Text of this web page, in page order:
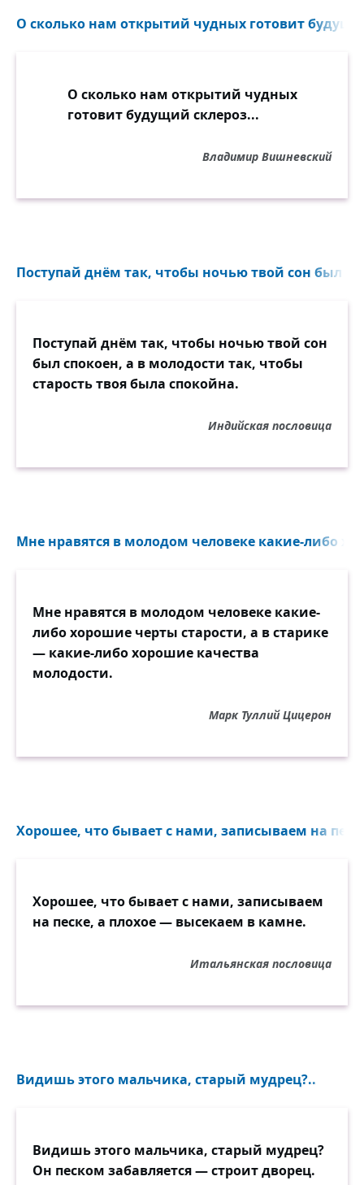
О сколько нам открытий чудных готовит
О сколько нам открытий чудных
готовит будущий склероз...
Владимир Вишневский
Поступай днём так, чтобы ночью твой сон был
Поступай днём так, чтобы ночью твой сон
был спокоен, а в молодости так, чтобы
старость твоя была спокойна.
Индийская пословица
Мне нравятся в молодом человеке какие-либо
Мне нравятся в молодом человеке какие-
либо хорошие черты старости, а в старике
— какие-либо хорошие качества
молодости.
Марк Туллий Цицерон
Хорошее, что бывает с нами, записываем на
Хорошее, что бывает с нами, записываем
на песке, а плохое — высекаем в камне.
Итальянская пословица
Видишь этого мальчика, старый мудрец?..
Видишь этого мальчика, старый мудрец?
Он песком забавляется — строит дворец.